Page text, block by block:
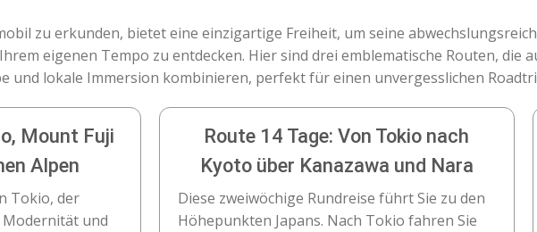
zu erkunden, bietet eine einzigartige Freiheit, um seine
eigenen Tempo zu entdecken. Hier sind drei emblematische Routen, die
und lokale Immersion kombinieren, perfekt für einen unvergesslichen
Mount Fuji
Alpen
Tokio, der
und
Route 14 Tage: Von Tokio nach
Kyoto über Kanazawa und Nara
Diese zweiwöchige Rundreise führt Sie zu den
Höhepunkten Japans. Nach Tokio fahren Sie